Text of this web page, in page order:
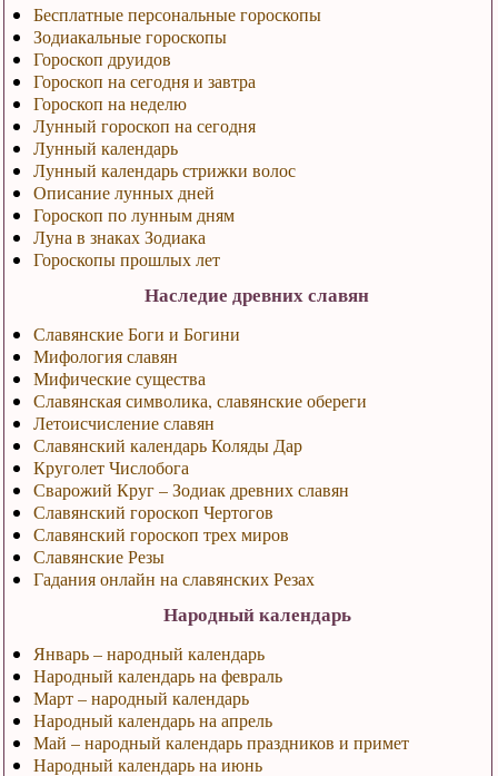
Бесплатные персональные гороскопы
Зодиакальные гороскопы
Гороскоп друидов
Гороскоп на сегодня и завтра
Гороскоп на неделю
Лунный гороскоп на сегодня
Лунный календарь
Лунный календарь стрижки волос
Описание лунных дней
Гороскоп по лунным дням
Луна в знаках Зодиака
Гороскопы прошлых лет
Наследие древних славян
Славянские Боги и Богини
Мифология славян
Мифические существа
Славянская символика, славянские обереги
Летоисчисление славян
Славянский календарь Коляды Дар
Круголет Числобога
Сварожий Круг – Зодиак древних славян
Славянский гороскоп Чертогов
Славянский гороскоп трех миров
Славянские Резы
Гадания онлайн на славянских Резах
Народный календарь
Январь – народный календарь
Народный календарь на февраль
Март – народный календарь
Народный календарь на апрель
Май – народный календарь праздников и примет
Народный календарь на июнь